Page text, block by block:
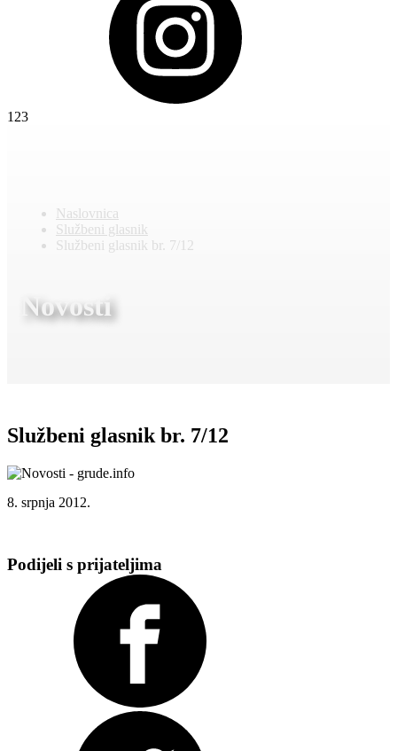
123
Naslovnica
Službeni glasnik
Službeni glasnik br. 7/12
Novosti
Službeni glasnik br. 7/12
8. srpnja 2012.
Podijeli s prijateljima